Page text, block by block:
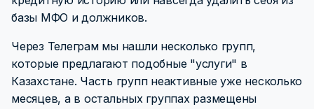
базы МФО и должников.
Через Телеграм мы нашли несколько групп,
которые предлагают подобные "услуги" в
Казахстане. Часть групп неактивные уже несколько
месяцев, а в остальных группах размещены